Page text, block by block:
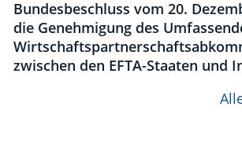
Bundesbeschluss vom 20.
die Genehmigung des
zwischen den EFTA-Staaten und